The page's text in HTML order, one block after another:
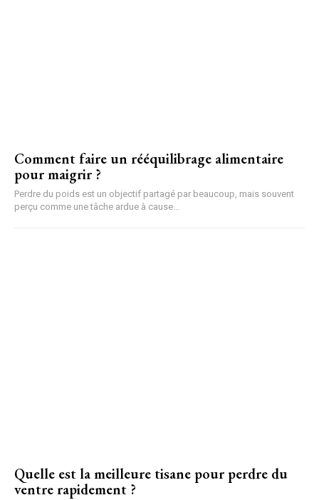
Comment faire un rééquilibrage alimentaire
pour maigrir ?
Perdre du poids est un objectif partagé par beaucoup, mais souvent
perçu comme une tâche ardue à cause...
Quelle est la meilleure tisane pour perdre du
ventre rapidement ?